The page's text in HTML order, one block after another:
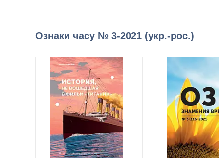
Ознаки часу № 3-2021 (укр.-рос.)